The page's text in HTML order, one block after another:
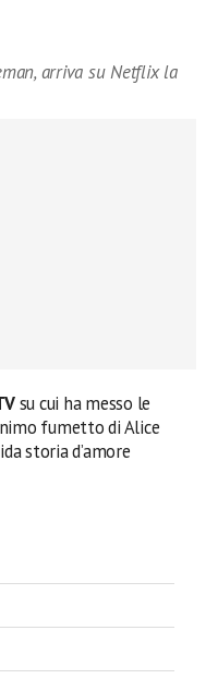
arriva su Netflix la
su cui ha messo le
fumetto di Alice
storia d’amore